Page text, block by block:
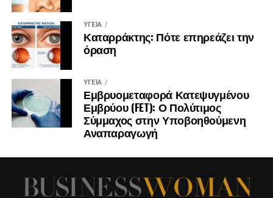
ΥΓΕΊΑ
Καταρράκτης: Πότε επηρεάζει την
όραση
ΥΓΕΊΑ
Εμβρυομεταφορά Κατεψυγμένου
Εμβρύου (FET): Ο Πολύτιμος
Σύμμαχος στην Υποβοηθούμενη
Αναπαραγωγή